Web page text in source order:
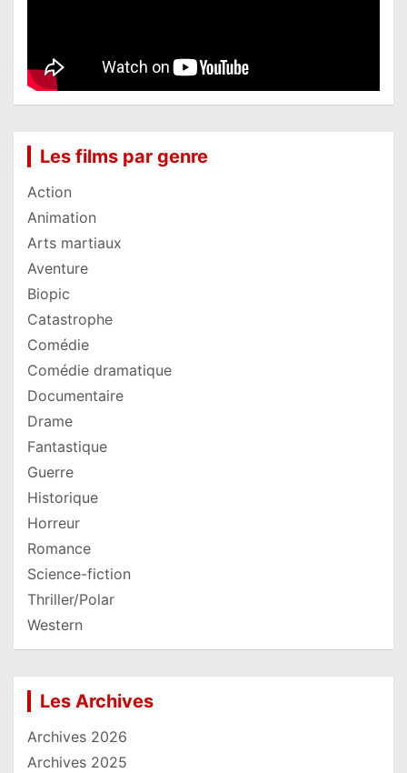
Les films par genre
Action
Animation
Arts martiaux
Aventure
Biopic
Catastrophe
Comédie
Comédie dramatique
Documentaire
Drame
Fantastique
Guerre
Historique
Horreur
Romance
Science-fiction
Thriller/Polar
Western
Les Archives
Archives 2026
Archives 2025